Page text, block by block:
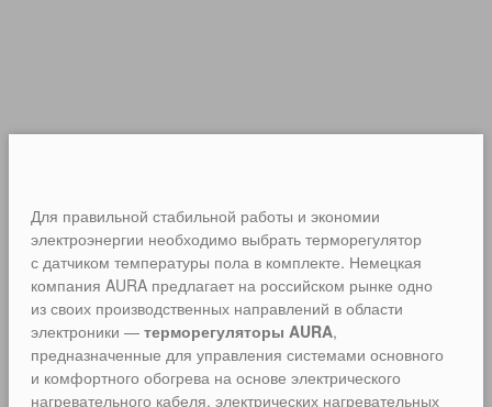
Для правильной стабильной работы и экономии
электроэнергии необходимо выбрать терморегулятор
с датчиком температуры пола в комплекте. Немецкая
компания AURA предлагает на российском рынке одно
из своих производственных направлений в области
электроники — терморегуляторы AURA,
предназначенные для управления системами основного
и комфортного обогрева на основе электрического
нагревательного кабеля, электрических нагревательных